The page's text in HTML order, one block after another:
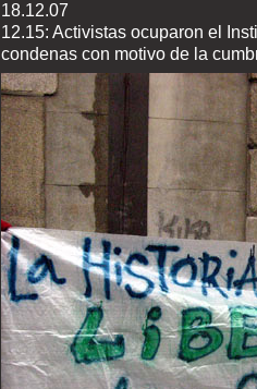
18.12.07
12.15: Activistas ocuparon el
condenas con motivo de la